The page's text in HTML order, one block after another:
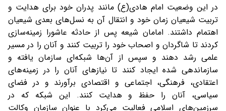
در این وضعیت امام هادی(ع) مانند پدران خود برای هدایت و
تربیت شیعیان زمان خود و انتقال آن به نسل‌های بعدی شیعیان
اهتمام داشتند. امامان شیعه پس از حادثه عاشورا زمینه‌سازی
کردند تا شاگردان و اصحاب خود را تربیت کنند و آنان را در مسیر
علمی رشد دهند و سپس از آن‌ها شبکه‌ای سازمان یافته و
سازماندهی شده ایجاد کنند تا نیازهای آنان را در زمینه‌های
اعتقادی، فرهنگی، اجتماعی و اقتصادی برآورند و در فضای
سیاسی، آنان را حفظ و هدایت کنند. این شبکه که در
سرزمین‌های اسلامی فعالیت می‌کرد با عنوان سازمان وکالت